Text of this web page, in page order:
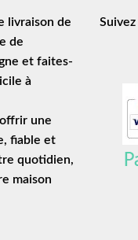
livraison de
de
et faites-
à
une
, fiable et
quotidien,
maison
Suivez